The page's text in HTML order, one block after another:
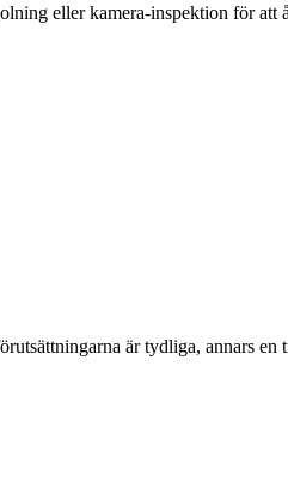
eller kamera-inspektion för att
är tydliga, annars en